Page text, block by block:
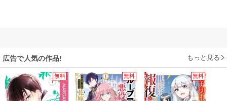
広告で人気の作品! もっと見る
無料 無料 無料